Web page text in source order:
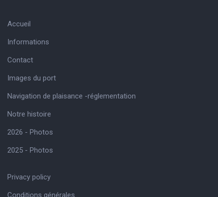
Accueil
Informations
Contact
Images du port
Navigation de plaisance -réglementation
Notre histoire
2026 - Photos
2025 - Photos
Privacy policy
Conditions générales